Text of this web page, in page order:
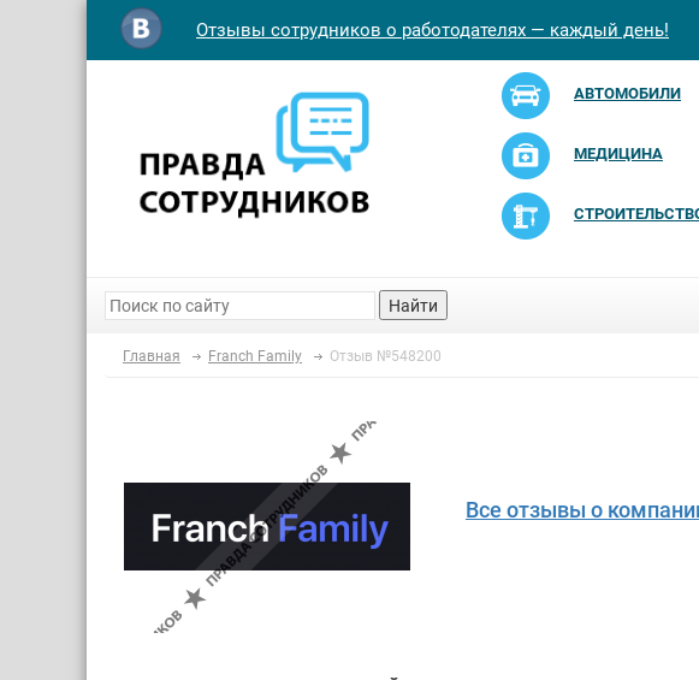
Отзывы сотрудников о работодателях — каждый день!
АВТОМОБИЛИ
МЕДИЦИНА
Найти
Главная Franch Family Отзыв №548200
Все отзывы о